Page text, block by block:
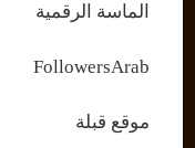
الماسة الرقمية
FollowersArab
موقع قبلة